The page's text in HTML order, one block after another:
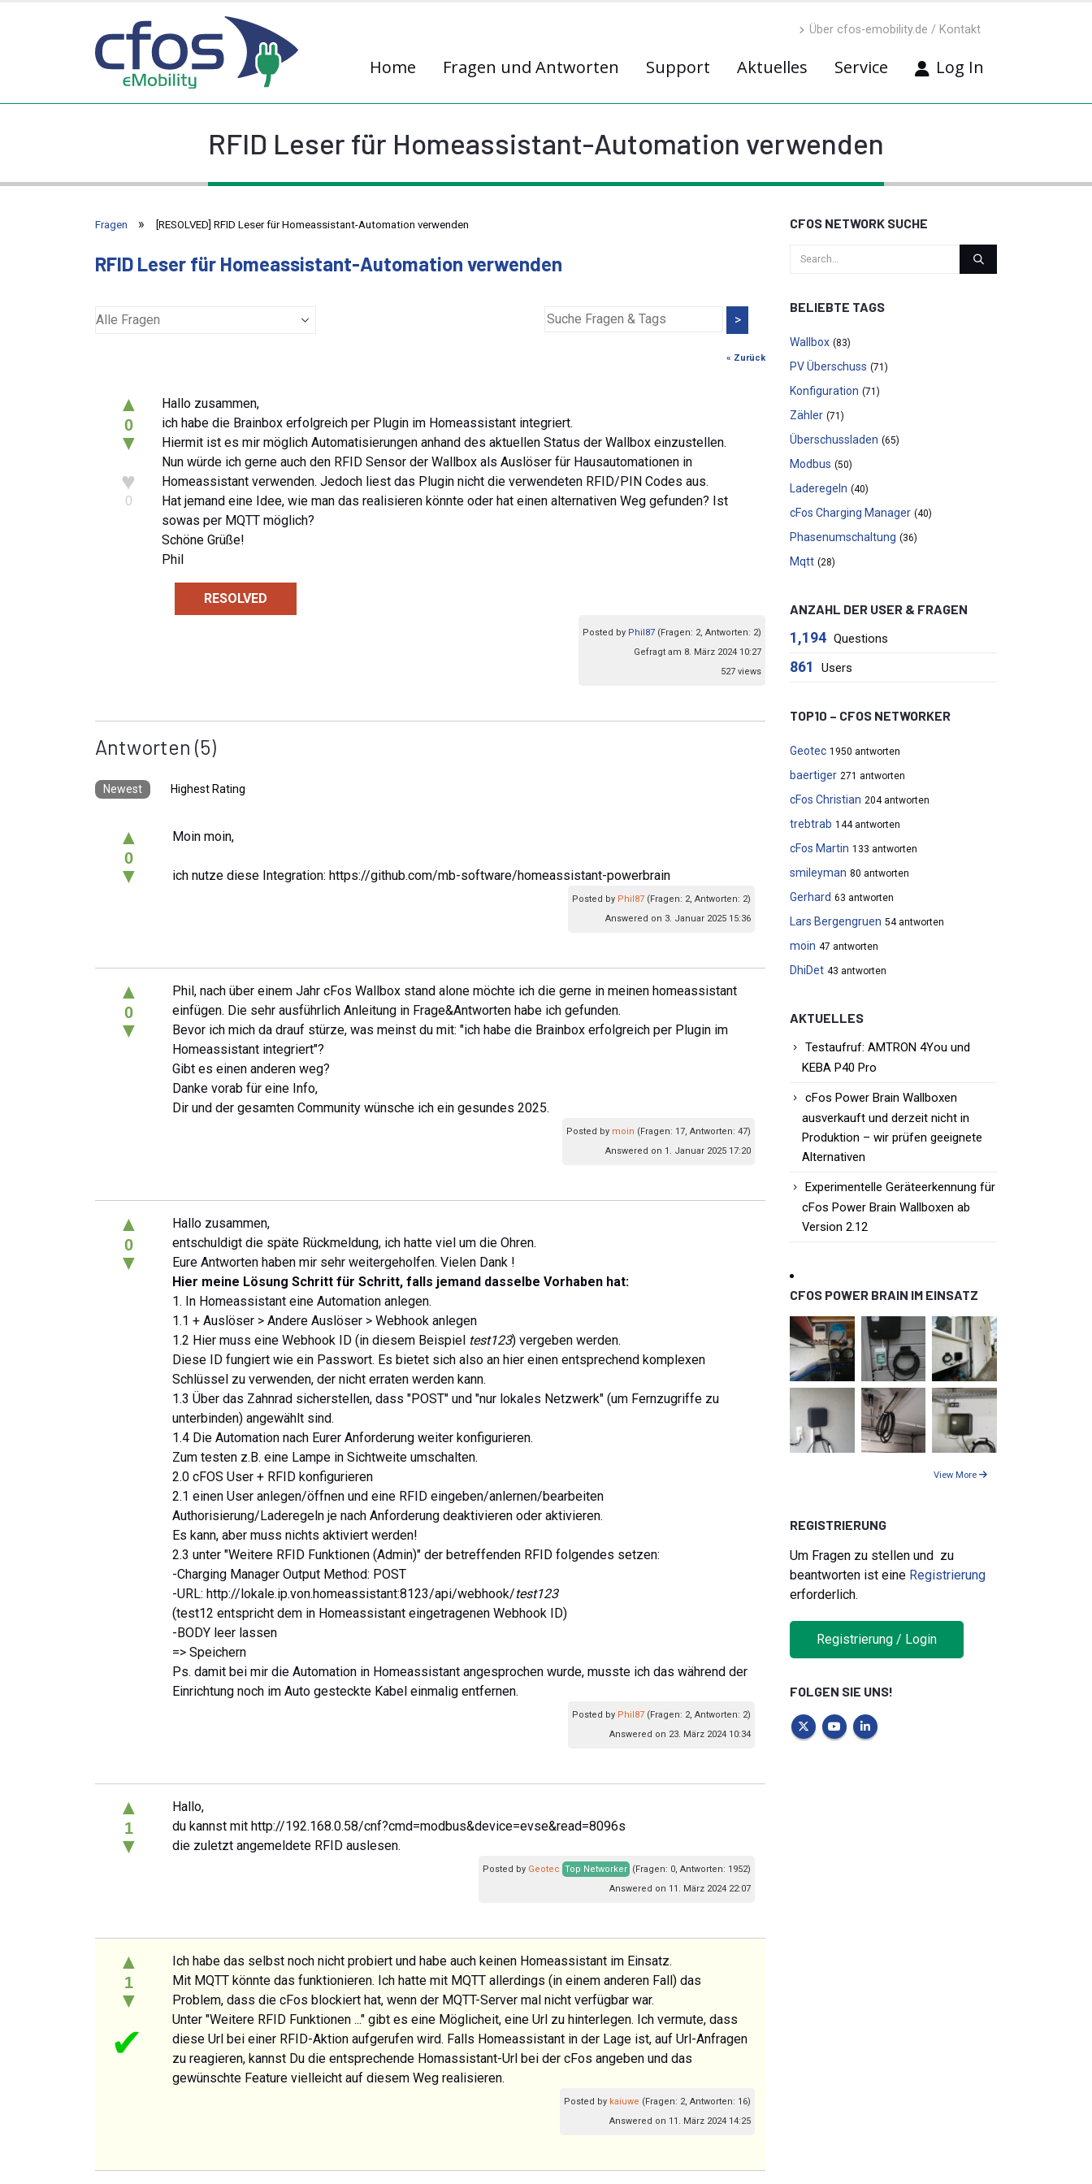
Über cfos-emobility.de / Kontakt
Home Fragen und Antworten Support Aktuelles Service Log In
RFID Leser für Homeassistant-Automation verwenden
Fragen [RESOLVED] RFID Leser für Homeassistant-Automation verwenden
RFID Leser für Homeassistant-Automation verwenden
>
« Zurück
▲
0
▼
♥
0
Hallo zusammen,
ich habe die Brainbox erfolgreich per Plugin im Homeassistant integriert.
Hiermit ist es mir möglich Automatisierungen anhand des aktuellen Status der Wallbox einzustellen.
Nun würde ich gerne auch den RFID Sensor der Wallbox als Auslöser für Hausautomationen in
Homeassistant verwenden. Jedoch liest das Plugin nicht die verwendeten RFID/PIN Codes aus.
Hat jemand eine Idee, wie man das realisieren könnte oder hat einen alternativen Weg gefunden? Ist
sowas per MQTT möglich?
Schöne Grüße!
Phil
RESOLVED
Posted by Phil87 (Fragen: 2, Antworten: 2)
Gefragt am 8. März 2024 10:27
527 views
Antworten (5)
Newest Highest Rating
▲
0
▼
Moin moin,
ich nutze diese Integration: https://github.com/mb-software/homeassistant-powerbrain
Posted by Phil87 (Fragen: 2, Antworten: 2)
Answered on 3. Januar 2025 15:36
▲
0
▼
Phil, nach über einem Jahr cFos Wallbox stand alone möchte ich die gerne in meinen homeassistant
einfügen. Die sehr ausführlich Anleitung in Frage&Antworten habe ich gefunden.
Bevor ich mich da drauf stürze, was meinst du mit: "ich habe die Brainbox erfolgreich per Plugin im
Homeassistant integriert"?
Gibt es einen anderen weg?
Danke vorab für eine Info,
Dir und der gesamten Community wünsche ich ein gesundes 2025.
Posted by moin (Fragen: 17, Antworten: 47)
Answered on 1. Januar 2025 17:20
▲
0
▼
Hallo zusammen,
entschuldigt die späte Rückmeldung, ich hatte viel um die Ohren.
Eure Antworten haben mir sehr weitergeholfen. Vielen Dank !
Hier meine Lösung Schritt für Schritt, falls jemand dasselbe Vorhaben hat:
1. In Homeassistant eine Automation anlegen.
1.1 + Auslöser > Andere Auslöser > Webhook anlegen
1.2 Hier muss eine Webhook ID (in diesem Beispiel test123) vergeben werden.
Diese ID fungiert wie ein Passwort. Es bietet sich also an hier einen entsprechend komplexen
Schlüssel zu verwenden, der nicht erraten werden kann.
1.3 Über das Zahnrad sicherstellen, dass "POST" und "nur lokales Netzwerk" (um Fernzugriffe zu
unterbinden) angewählt sind.
1.4 Die Automation nach Eurer Anforderung weiter konfigurieren.
Zum testen z.B. eine Lampe in Sichtweite umschalten.
2.0 cFOS User + RFID konfigurieren
2.1 einen User anlegen/öffnen und eine RFID eingeben/anlernen/bearbeiten
Authorisierung/Laderegeln je nach Anforderung deaktivieren oder aktivieren.
Es kann, aber muss nichts aktiviert werden!
2.3 unter "Weitere RFID Funktionen (Admin)" der betreffenden RFID folgendes setzen:
-Charging Manager Output Method: POST
-URL: http://lokale.ip.von.homeassistant:8123/api/webhook/test123
(test12 entspricht dem in Homeassistant eingetragenen Webhook ID)
-BODY leer lassen
=> Speichern
Ps. damit bei mir die Automation in Homeassistant angesprochen wurde, musste ich das während der
Einrichtung noch im Auto gesteckte Kabel einmalig entfernen.
Posted by Phil87 (Fragen: 2, Antworten: 2)
Answered on 23. März 2024 10:34
▲
1
▼
Hallo,
du kannst mit http://192.168.0.58/cnf?cmd=modbus&device=evse&read=8096s
die zuletzt angemeldete RFID auslesen.
Posted by Geotec Top Networker (Fragen: 0, Antworten: 1952)
Answered on 11. März 2024 22:07
▲
1
▼
✔
Ich habe das selbst noch nicht probiert und habe auch keinen Homeassistant im Einsatz.
Mit MQTT könnte das funktionieren. Ich hatte mit MQTT allerdings (in einem anderen Fall) das
Problem, dass die cFos blockiert hat, wenn der MQTT-Server mal nicht verfügbar war.
Unter "Weitere RFID Funktionen ..." gibt es eine Möglicheit, eine Url zu hinterlegen. Ich vermute, dass
diese Url bei einer RFID-Aktion aufgerufen wird. Falls Homeassistant in der Lage ist, auf Url-Anfragen
zu reagieren, kannst Du die entsprechende Homassistant-Url bei der cFos angeben und das
gewünschte Feature vielleicht auf diesem Weg realisieren.
Posted by kaiuwe (Fragen: 2, Antworten: 16)
Answered on 11. März 2024 14:25
CFOS NETWORK SUCHE
BELIEBTE TAGS
Wallbox (83)
PV Überschuss (71)
Konfiguration (71)
Zähler (71)
Überschussladen (65)
Modbus (50)
Laderegeln (40)
cFos Charging Manager (40)
Phasenumschaltung (36)
Mqtt (28)
ANZAHL DER USER & FRAGEN
1,194 Questions
861 Users
TOP10 – CFOS NETWORKER
Geotec 1950 antworten
baertiger 271 antworten
cFos Christian 204 antworten
trebtrab 144 antworten
cFos Martin 133 antworten
smileyman 80 antworten
Gerhard 63 antworten
Lars Bergengruen 54 antworten
moin 47 antworten
DhiDet 43 antworten
AKTUELLES
Testaufruf: AMTRON 4You und
KEBA P40 Pro
cFos Power Brain Wallboxen
ausverkauft und derzeit nicht in
Produktion – wir prüfen geeignete
Alternativen
Experimentelle Geräteerkennung für
cFos Power Brain Wallboxen ab
Version 2.12
CFOS POWER BRAIN IM EINSATZ
View More
REGISTRIERUNG
Um Fragen zu stellen und zu
beantworten ist eine Registrierung
erforderlich.
Registrierung / Login
FOLGEN SIE UNS!